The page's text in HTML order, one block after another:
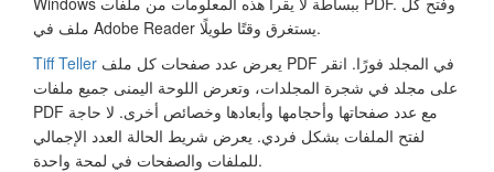
ملف في Adobe Reader يستغرق وقتًا طويلًا.
Tiff Teller
على مجلد في شجرة المجلدات، وتعرض اللوحة اليمنى جميع ملفات
PDF مع عدد صفحاتها وأحجامها وأبعادها وخصائص أخرى. لا حاجة
لفتح الملفات بشكل فردي. يعرض شريط الحالة العدد الإجمالي
للملفات والصفحات في لمحة واحدة.